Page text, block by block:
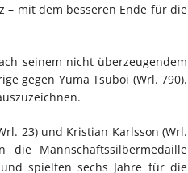
– mit dem besseren Ende für die
seinem nicht überzeugendem
gegen Yuma Tsuboi (Wrl. 790).
23) und Kristian Karlsson (Wrl.
Mannschaftssilbermedaille
spielten sechs Jahre für die